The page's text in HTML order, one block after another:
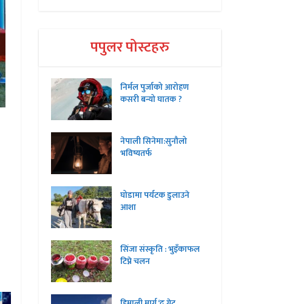
पपुलर पोस्टहरु
निर्मल पुर्जाको आरोहण
कसरी बन्यो घातक ?
नेपाली सिनेमा:सुनौलो
भविष्यतर्फ
घोडामा पर्यटक डुलाउने
आशा
सिंजा संस्कृति : भुइँकाफल
टिप्ने चलन